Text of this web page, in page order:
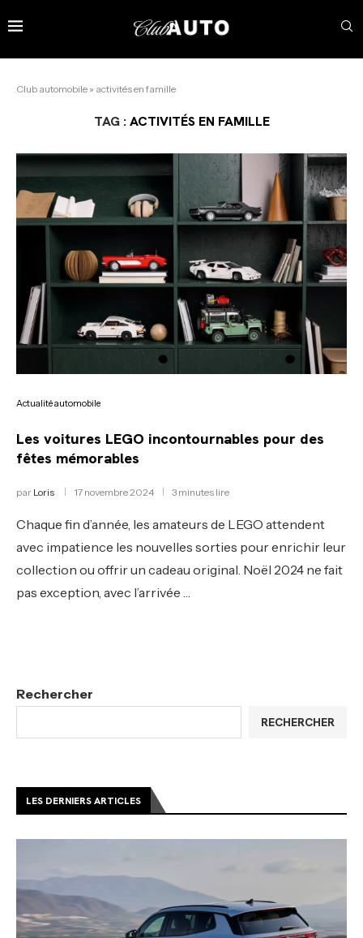
Club automobile » activités en famille
TAG :ACTIVITÉS EN FAMILLE
Actualité automobile
Les voitures LEGO incontournables pour des
fêtes mémorables
par Loris 17 novembre 2024 3 minutes lire
Chaque fin d’année, les amateurs de LEGO attendent
avec impatience les nouvelles sorties pour enrichir leur
collection ou offrir un cadeau original. Noël 2024 ne fait
pas exception, avec l’arrivée …
Rechercher
RECHERCHER
LES DERNIERS ARTICLES